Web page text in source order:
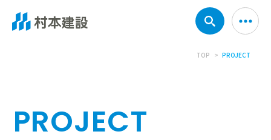
TOP PROJECT
PROJECT